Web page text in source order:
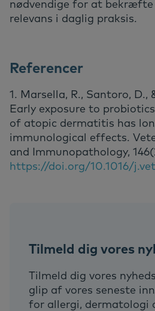
nødvendige for at bekræfte
relevans i daglig praksis.
Referencer
1. Marsella, R., Santoro, D.,
Early exposure to
of atopic dermatitis has
immunological effects.
and Immunopathology,
https://doi.org/10.1016/
Tilmeld dig vores
Tilmeld dig vores
glip af vores seneste
for allergi, dermatologi